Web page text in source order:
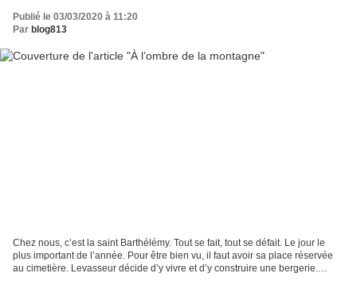
Publié le 03/03/2020 à 11:20
Par blog813
Chez nous, c’est la saint Barthélémy. Tout se fait, tout se défait. Le jour le
plus important de l’année. Pour être bien vu, il faut avoir sa place réservée
au cimetière. Levasseur décide d’y vivre et d’y construire une bergerie.